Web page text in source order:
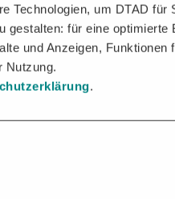
Technologien, um DTAD für
gestalten: für eine optimierte
und Anzeigen, Funktionen
Nutzung.
.